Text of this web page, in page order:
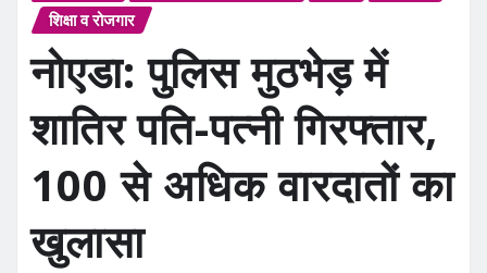
शिक्षा व रोजगार
नोएडा: पुलिस मुठभेड़ में
शातिर पति-पत्नी गिरफ्तार,
100 से अधिक वारदातों का
खुलासा